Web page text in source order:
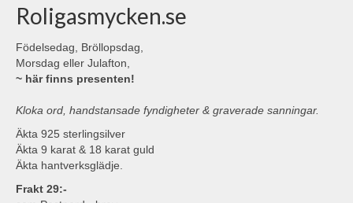
Roligasmycken.se
Födelsedag, Bröllopsdag,
Morsdag eller Julafton,
~ här finns presenten!
Kloka ord, handstansade fyndigheter & graverade sanningar.
Äkta 925 sterlingsilver
Äkta 9 karat & 18 karat guld
Äkta hantverksglädje.
Frakt 29:-